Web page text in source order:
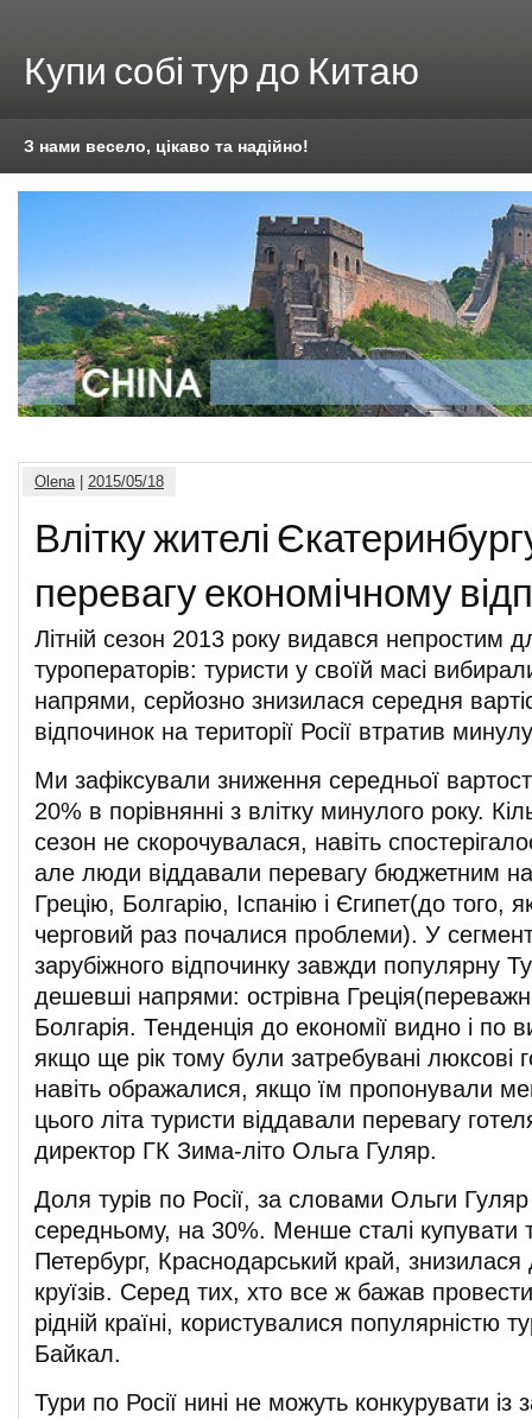
Купи собі тур до Китаю
З нами весело, цікаво та надійно!
Olena| 2015/05/18
Влітку жителі
перевагу економічному
Літній сезон 2013 року видався непростим
туроператорів: туристи у своїй масі
напрями, серйозно знизилася середня
відпочинок на території Росії втратив
Ми зафіксували зниження середньої
20% в порівнянні з влітку минулого року.
сезон не скорочувалася, навіть
але люди віддавали перевагу бюджетним
Грецію, Болгарію, Іспанію і Єгипет(до того,
черговий раз почалися проблеми). У
зарубіжного відпочинку завжди популярну
дешевші напрями: острівна
Болгарія. Тенденція до економії видно і по
якщо ще рік тому були затребувані люксові
навіть ображалися, якщо їм пропонували
цього літа туристи віддавали перевагу
директор ГК Зима-літо Ольга Гуляр.
Доля турів по Росії, за словами Ольги
середньому, на 30%. Менше сталі купувати
Петербург, Краснодарський край, знизилася
круїзів. Серед тих, хто все ж бажав
рідній країні, користувалися популярністю
Байкал.
Тури по Росії нині не можуть конкурувати із